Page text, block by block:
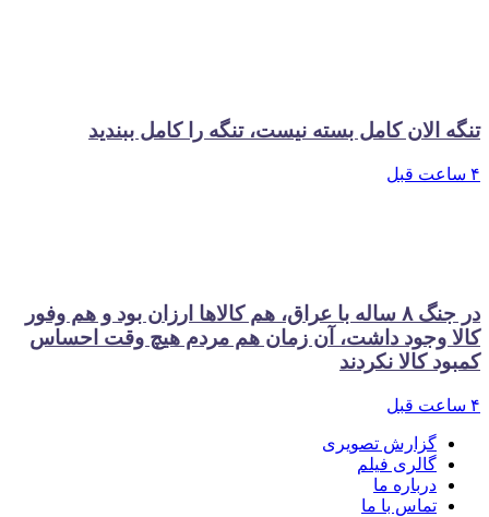
تنگه الان کامل بسته نیست، تنگه را کامل ببندید
۴ ساعت قبل
در جنگ ۸ ساله با عراق، هم کالاها ارزان بود و هم وفور
کالا وجود داشت، آن زمان هم مردم هیچ وقت احساس
کمبود کالا نکردند
۴ ساعت قبل
گزارش تصویری
گالری فیلم
درباره ما
تماس با ما